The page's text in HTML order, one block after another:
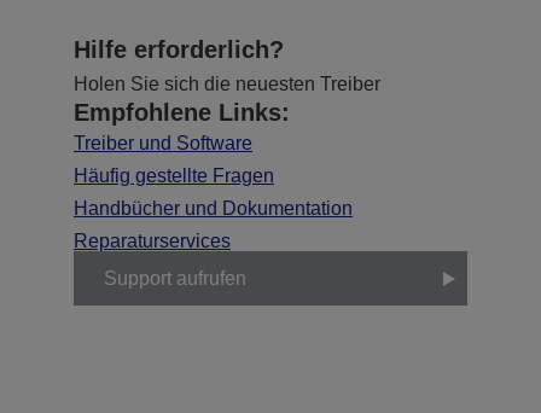
Hilfe erforderlich?
Holen Sie sich die neuesten Treiber
Empfohlene Links:
Treiber und Software
Häufig gestellte Fragen
Handbücher und Dokumentation
Reparaturservices
Support aufrufen